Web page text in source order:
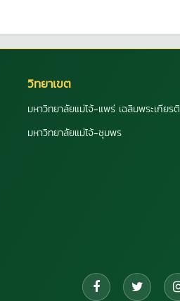
วิทยาเขต
มหาวิทยาลัยแม่โจ้-แพร่ เฉลิมพระเกียรติ
มหาวิทยาลัยแม่โจ้-ชุมพร